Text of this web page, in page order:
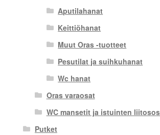
Aputilahanat
Keittiöhanat
Muut Oras -tuotteet
Pesutilat ja suihkuhanat
Wc hanat
Oras varaosat
WC mansetit ja istuinten
Putket